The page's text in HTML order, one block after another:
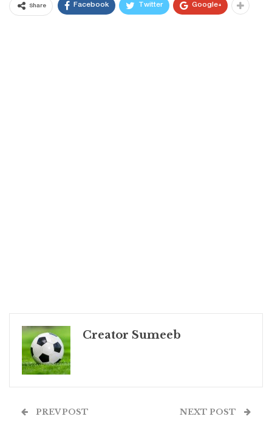
Share Facebook Twitter Google+
Creator Sumeeb
PREV POST NEXT POST